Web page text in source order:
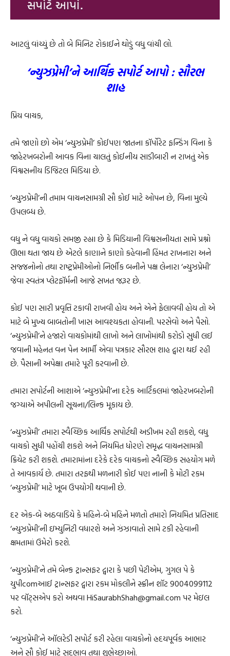
આટલું વાંચ્યું છે તો બે મિનિટ રોકાઈને થોડું વધુ વાંચી લો.
‘ન્યુઝપ્રેમી’ને આર્થિક સપોર્ટ આપો : સૌરભ
શાહ
પ્રિય વાચક,
તમે જાણો છો એમ ‘ન્યુઝપ્રેમી’ કોઈપણ જાતના કૉર્પોરેટ ફન્ડિંગ વિના કે
જાહેરખબરોની આવક વિના ચાલતું કોઈનીય સાડીબારી ન રાખતું એક
વિશ્વસનીય ડિજિટલ મિડિયા છે.
‘ન્યુઝપ્રેમી’ની તમામ વાચનસામગ્રી સૌ કોઈ માટે ઓપન છે, વિના મુલ્યે
ઉપલબ્ધ છે.
વધુ ને વધુ વાચકો સમજી રહ્યા છે કે મિડિયાની વિશ્વસનીયતા સામે પ્રશ્નો
ઊભા થતા જાય છે એટલે કાણાને કાણો કહેવાની હિંમત રાખનારા અને
સજ્જનોનો તથા રાષ્ટ્રપ્રેમીઓનો નિર્ભીક બનીને પક્ષ લેનારા ‘ન્યુઝપ્રેમી’
જેવા સ્વતંત્ર પ્લેટફૉર્મની આજે સખત જરૂર છે.
કોઈ પણ સારી પ્રવૃત્તિ ટકાવી રાખવી હોય અને એને ફેલાવવી હોય તો એ
માટે બે મુખ્ય બાબતોની ખાસ આવશ્યકતા હોવાની. પરસેવો અને પૈસો.
‘ન્યુઝપ્રેમી’ને હજારો વાચકોમાંથી લાખો અને લાખોમાંથી કરોડો સુધી લઈ
જવાની મહેનત વન પેન આર્મી એવા પત્રકાર સૌરભ શાહ દ્વારા થઈ રહી
છે. પૈસાની અપેક્ષા તમારે પૂરી કરવાની છે.
તમારા સપોર્ટની આશાએ ‘ન્યુઝપ્રેમી’ના દરેક આર્ટિકલમાં જાહેરખબરોની
જગ્યાએ અપીલની સૂચના/લિન્ક મૂકાય છે.
‘ન્યુઝપ્રેમી’ તમારા સ્વૈચ્છિક આર્થિક સપોર્ટથી અડીખમ રહી શકશે, વધુ
વાચકો સુધી પહોંચી શકશે અને નિયમિત ધોરણે સમૃદ્ધ વાચનસામગ્રી
ક્રિયેટ કરી શકશે. તમારામાંના દરેકે દરેક વાચકનો સ્વૈચ્છિક સહયોગ મળે
તે આવકાર્ય છે. તમારા તરફથી મળનારી કોઈ પણ નાની કે મોટી રકમ
‘ન્યુઝપ્રેમી’ માટે ખૂબ ઉપયોગી થવાની છે.
દર એક-બે અઠવાડિયે કે મહિને-બે મહિને મળતો તમારો નિયમિત પ્રતિસાદ
‘ન્યુઝપ્રેમી’ની ઇમ્યુનિટી વધારશે અને ઝંઝાવાતો સામે ટકી રહેવાની
ક્ષમતામાં ઉમેરો કરશે.
‘ન્યુઝપ્રેમી’ને તમે બેન્ક ટ્રાન્સફર દ્વારા કે પછી પેટીએમ, ગુગલ પે કે
યુપીcomઆઈ ટ્રાન્સફર દ્વારા રકમ મોકલીને સ્ક્રીન શૉટ 9004099112
પર વૉટ્સએપ કરો અથવા HiSaurabhShah@gmail.com પર મેઇલ
કરો.
‘ન્યુઝપ્રેમી’ને ઑલરેડી સપોર્ટ કરી રહેલા વાચકોનો હ્રદયપૂર્વક આભાર
અને સૌ કોઈ માટે સદભાવ તથા શુભેચ્છાઓ.